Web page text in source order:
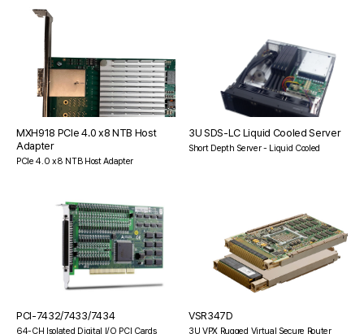
MXH918 PCIe 4.0 x8 NTB Host
Adapter
PCIe 4.0 x8 NTB Host Adapter
3U SDS-LC Liquid Cooled Server
Short Depth Server - Liquid Cooled
PCI-7432/7433/7434
64-CH Isolated Digital I/O PCI Cards
VSR347D
3U VPX Rugged Virtual Secure Router